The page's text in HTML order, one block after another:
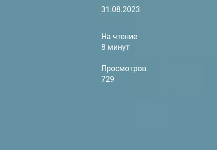
31.08.2023
На чтение
8 минут
Просмотров
729